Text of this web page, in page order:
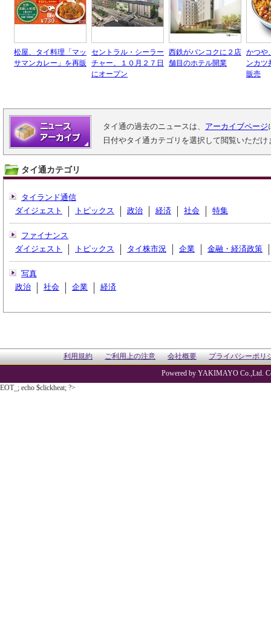
松屋、タイ料理「マッ
サマンカレー」を再販
セントラル・シーラー
チャー、１０月２７日
にオープン
西鉄がバンコクに２店
舗目のホテル開業
かつや
ンカツ
販売
タイ通の過去のニュースは、 アーカイブページ
日付やタイ通カテゴリを選択して閲覧いただけ
タイ通カテゴリ
タイランド通信
ダイジェスト
トピックス 政治 経済 社会 特集
ファイナンス
ダイジェスト
トピックス タイ株市況 企業 金融・経済政策
写真
政治
社会 企業 経済
利用規約 ご利用上の注意 会社概要 プライバシーポリ
Powered by YAKIMAYO Co.,Ltd.
EOT_; echo $clickheat; ?>